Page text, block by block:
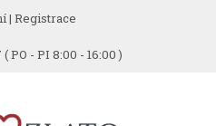
| Registrace
PO - PI 8:00 - 16:00 )